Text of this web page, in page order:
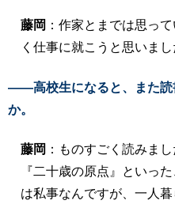
藤岡 ：作家とまでは思っ
く仕事に就こうと思いまし
――高校生になると、また読
か。
藤岡 ：ものすごく読みま
『二十歳の原点』といっ
は私事なんですが、一人